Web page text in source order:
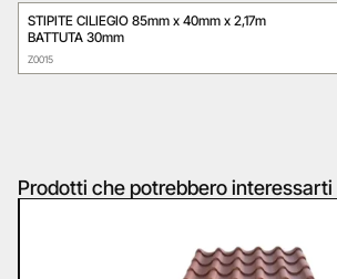
STIPITE CILIEGIO 85mm x 40mm x 2,17m
BATTUTA 30mm
Z0015
Prodotti che potrebbero interessarti